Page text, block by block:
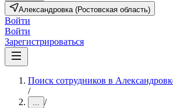
Александровка (Ростовская область)
Войти
Войти
Зарегистрироваться
Поиск сотрудников в
/
... /